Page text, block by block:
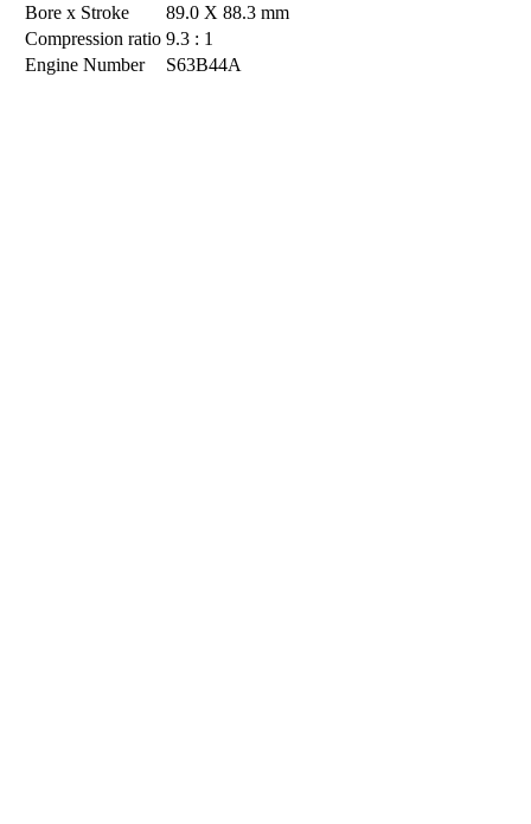
Bore x Stroke
89.0 X 88.3 mm
Compression ratio 9.3 : 1
Engine Number
S63B44A